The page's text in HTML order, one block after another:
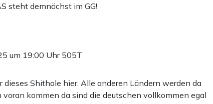
steht demnächst im GG!
um 19:00 Uhr 505T
dieses Shithole hier. Alle anderen Ländern werden da
kommen da sind die deutschen vollkommen egal